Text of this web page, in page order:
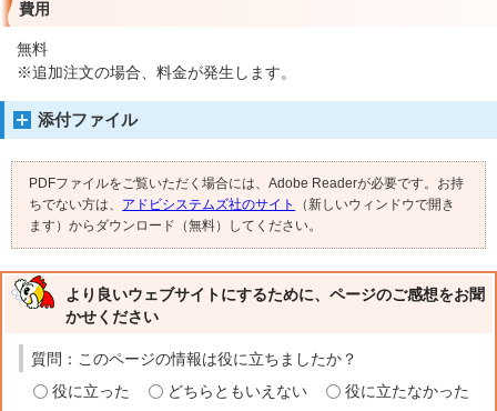
費用
無料
※追加注文の場合、料金が発生します。
添付ファイル
PDFファイルをご覧いただく場合には、Adobe Readerが必要です。お持
ちでない方は、 アドビシステムズ社のサイト
（新しいウィンドウで開き
ます）からダウンロード（無料）してください。
より良いウェブサイトにするために、ページのご感想をお聞
かせください
質問：このページの情報は役に立ちましたか？
役に立った
どちらともいえない 役に立たなかった